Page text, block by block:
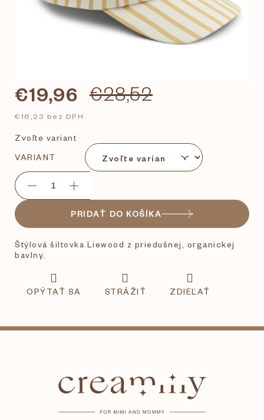
€28,52
€19,96
€16,23 bez DPH
Zvoľte variant
VARIANT
PRIDAŤ DO KOŠÍKA
Štýlová šiltovka Liewood z priedušnej, organickej
bavlny.
OPÝTAŤ SA STRÁŽIŤ ZDIEĽAŤ